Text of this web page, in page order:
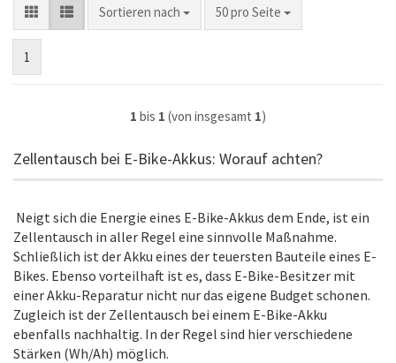
Sortieren nach
Sortieren nach 50 pro Seite
pro Seite
1
1 bis 1 (von insgesamt 1)
Zellentausch bei E-Bike-Akkus: Worauf achten?
Neigt sich die Energie eines E-Bike-Akkus dem Ende, ist ein
Zellentausch in aller Regel eine sinnvolle Maßnahme.
Schließlich ist der Akku eines der teuersten Bauteile eines E-
Bikes. Ebenso vorteilhaft ist es, dass E-Bike-Besitzer mit
einer Akku-Reparatur nicht nur das eigene Budget schonen.
Zugleich ist der Zellentausch bei einem E-Bike-Akku
ebenfalls nachhaltig. In der Regel sind hier verschiedene
Stärken (Wh/Ah) möglich.